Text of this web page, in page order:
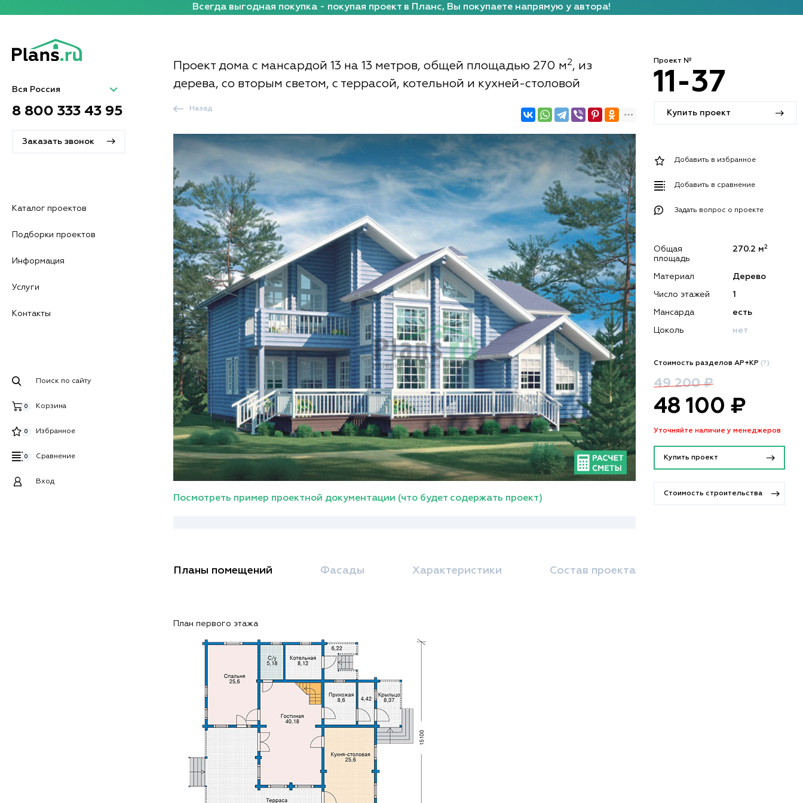
Всегда выгодная покупка - покупая проект в Планс, Вы покупаете напрямую у автора!
Вся Россия
8 800 333 43 95
Заказать звонок
Каталог проектов
Подборки проектов
Информация
Услуги
Контакты
Поиск по сайту
Корзина
0
Избранное
0
Сравнение
0
Вход
Проект дома с мансардой 13 на 13 метров, общей площадью 270 м2, из
дерева, со вторым светом, с террасой, котельной и кухней-столовой
Назад
Посмотреть пример проектной документации (что будет содержать проект)
Планы помещений Фасады Характеристики Состав проекта
План первого этажа
Проект №
11-37
Купить проект
Добавить в избранное
Добавить в сравнение
Задать вопрос о проекте
Общая
площадь
270.2 м2
Материал Дерево
Число этажей 1
Мансарда есть
Цоколь нет
Стоимость разделов АР+КР (?)
49 200 ₽
48 100 ₽
Уточняйте наличие у менеджеров
Купить проект
Стоимость строительства